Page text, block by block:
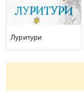
Луритури